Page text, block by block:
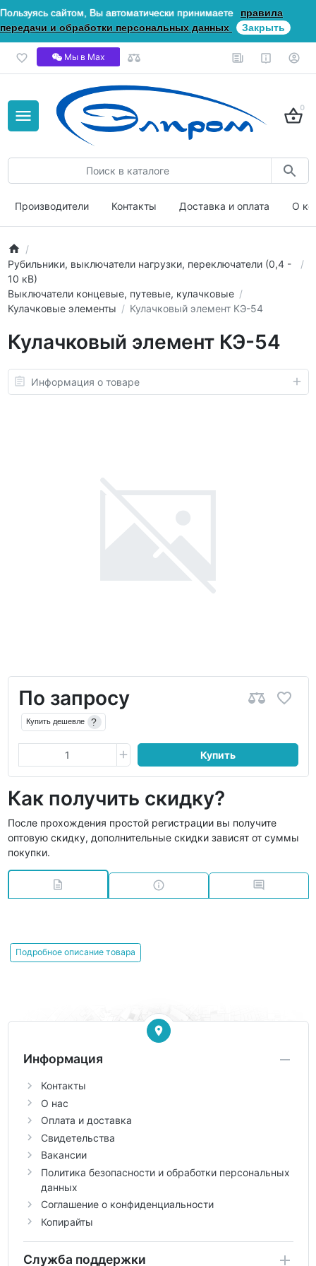
Пользуясь сайтом, Вы автоматически принимаете
правила
передачи и обработки персональных данных
Закрыть
Мы в Мах
0
Производители Контакты Доставка и оплата О
Рубильники, выключатели нагрузки, переключатели (0,4 -
10 кВ)
Выключатели концевые, путевые, кулачковые
Кулачковые элементы
Кулачковый элемент КЭ-54
Кулачковый элемент КЭ-54
Информация о товаре
По запросу
Купить дешевле ?
Купить
Как получить скидку?
После прохождения простой регистрации вы получите
оптовую скидку, дополнительные скидки зависят от суммы
покупки.
Подробное описание товара
Информация
Контакты
О нас
Оплата и доставка
Свидетельства
Вакансии
Политика безопасности и обработки персональных
данных
Соглашение о конфиденциальности
Копирайты
Служба поддержки